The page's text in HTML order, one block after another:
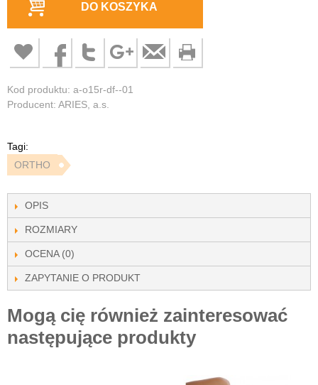
DO KOSZYKA
Kod produktu: a-o15r-df--01
Producent: ARIES, a.s.
Tagi:
ORTHO
OPIS
ROZMIARY
OCENA (0)
ZAPYTANIE O PRODUKT
Mogą cię również zainteresować
następujące produkty